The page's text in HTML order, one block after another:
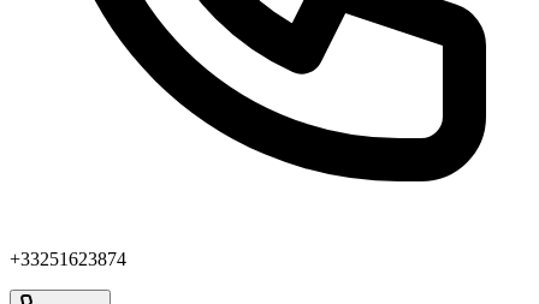
+33251623874